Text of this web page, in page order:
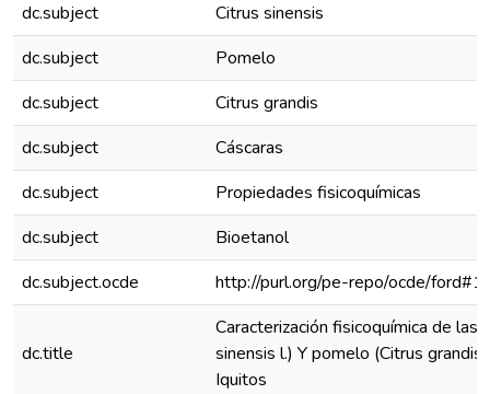
dc.subject
Citrus sinensis
dc.subject
Pomelo
dc.subject
Citrus grandis
dc.subject
Cáscaras
dc.subject
Propiedades fisicoquímicas
dc.subject
Bioetanol
dc.subject.ocde
http://purl.org/pe-repo/ocde/
dc.title
Caracterización fisicoquímica de las
sinensis l.) Y pomelo (Citrus
Iquitos